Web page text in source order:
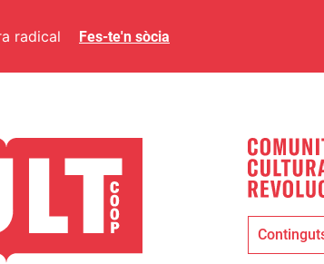
radical Fes-te'n sòcia